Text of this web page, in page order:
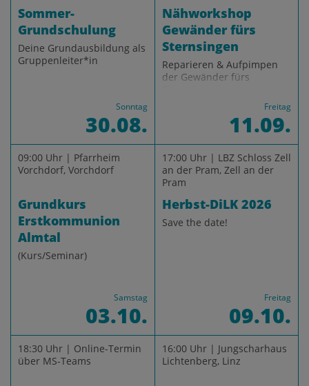
Sommer-
Grundschulung
Deine Grundausbildung als
Gruppenleiter*in
Sonntag
30.08.
Nähworkshop
Gewänder fürs
Sternsingen
Reparieren & Aufpimpen
der Gewänder fürs
Freitag
11.09.
09:00 Uhr | Pfarrheim
Vorchdorf, Vorchdorf
Grundkurs
Erstkommunion
Almtal
(Kurs/Seminar)
Samstag
03.10.
17:00 Uhr | LBZ Schloss Zell
an der Pram, Zell an der
Pram
Herbst-DiLK 2026
Save the date!
Freitag
09.10.
18:30 Uhr | Online-Termin
über MS-Teams
16:00 Uhr | Jungscharhaus
Lichtenberg, Linz